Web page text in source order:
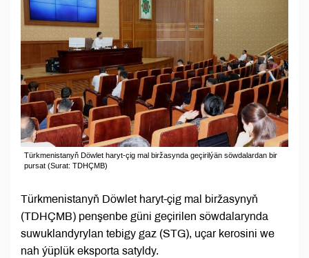
Türkmenistanyň Döwlet haryt-çig mal biržasynda geçirilýän söwdalardan bir
pursat (Surat: TDHÇMB)
Türkmenistanyň Döwlet haryt-çig mal biržasynyň
(TDHÇMB) penşenbe güni geçirilen söwdalarynda
suwuklandyrylan tebigy gaz (STG), uçar kerosini we
nah ýüplük eksporta satyldy.